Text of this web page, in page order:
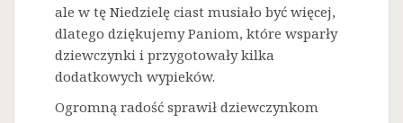
ale w tę Niedzielę ciast musiało być więcej,
dlatego dziękujemy Paniom, które wsparły
dziewczynki i przygotowały kilka
dodatkowych wypieków.
Ogromną radość sprawił dziewczynkom